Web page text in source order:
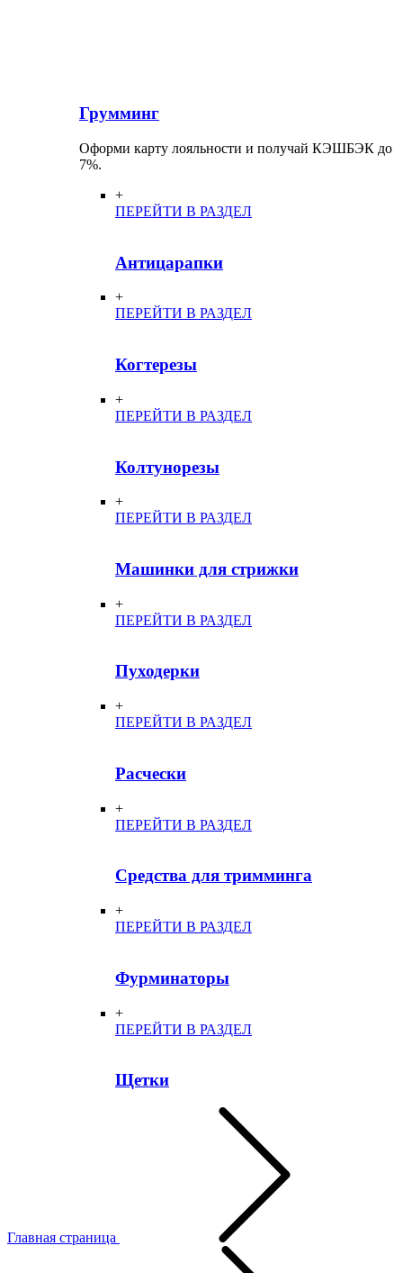
Грумминг
Оформи карту лояльности и получай КЭШБЭК до
7%.
+
ПЕРЕЙТИ В РАЗДЕЛ
Антицарапки
+
ПЕРЕЙТИ В РАЗДЕЛ
Когтерезы
+
ПЕРЕЙТИ В РАЗДЕЛ
Колтунорезы
+
ПЕРЕЙТИ В РАЗДЕЛ
Машинки для стрижки
+
ПЕРЕЙТИ В РАЗДЕЛ
Пуходерки
+
ПЕРЕЙТИ В РАЗДЕЛ
Расчески
+
ПЕРЕЙТИ В РАЗДЕЛ
Средства для тримминга
+
ПЕРЕЙТИ В РАЗДЕЛ
Фурминаторы
+
ПЕРЕЙТИ В РАЗДЕЛ
Щетки
Главная страница